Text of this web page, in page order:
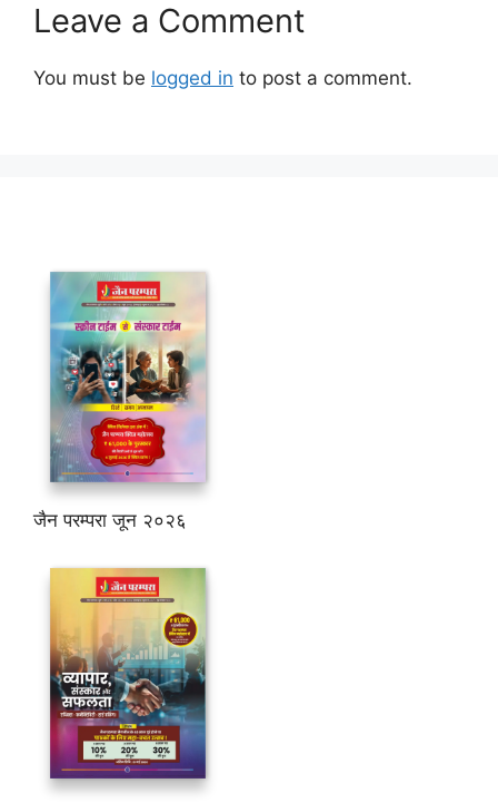
Leave a Comment
You must be logged in to post a comment.
जैन परम्परा जून २०२६